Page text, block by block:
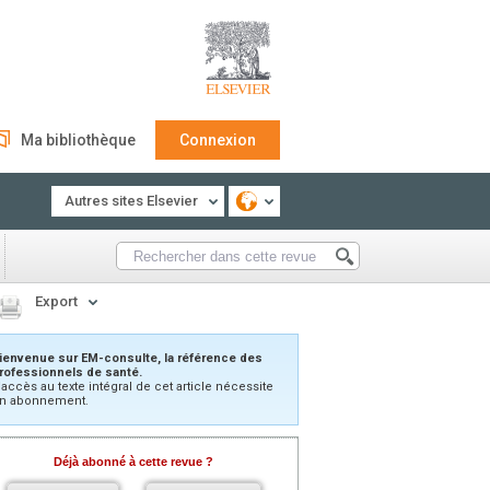
Ma bibliothèque Connexion
Autres sites Elsevier
Export
sur EM-consulte, la référence des
de santé.
au texte intégral de cet article nécessite
abonnement.
Déjà abonné à cette revue ?